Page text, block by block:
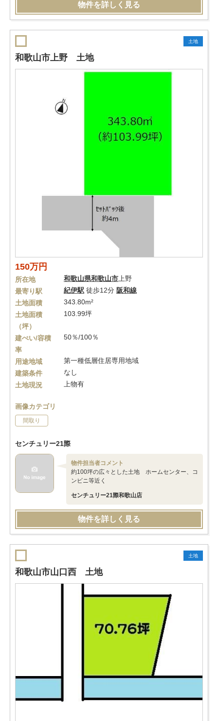
物件を詳しく見る
土地
和歌山市上野 土地
150万円
所在地 和歌山県和歌山市 上野
最寄り駅
紀伊駅 徒歩12分 阪和線
土地面積
343.80m²
土地面積
（坪）
103.99坪
建ぺい/容積
率
50％/100％
用途地域
第一種低層住居専用地域
建築条件
なし
土地現況
上物有
画像カテゴリ
間取り
センチュリー21際
物件担当者コメント
約100坪の広々とした土地 ホームセンター、コ
ンビニ等近く
センチュリー21際和歌山店
物件を詳しく見る
土地
和歌山市山口西 土地